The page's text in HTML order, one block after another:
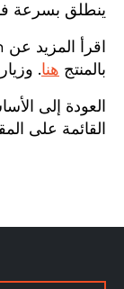
ينطلق بسرعة
اقرأ المزيد عن Perch
بالمنتج هنا.
العودة إلى
القائمة على